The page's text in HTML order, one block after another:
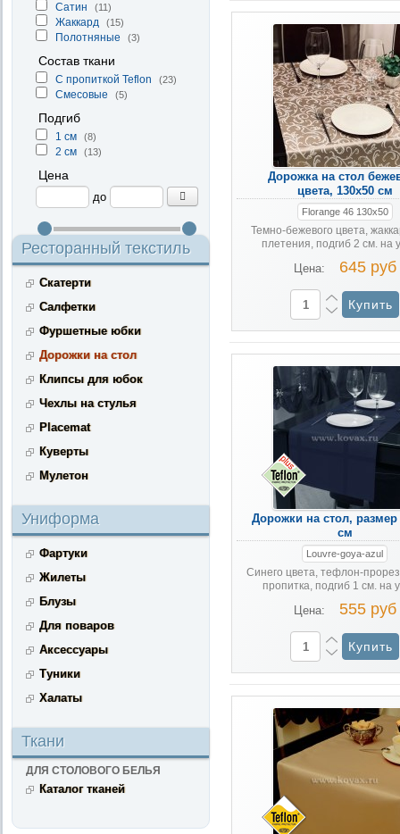
Cатин (11)
Жаккард (15)
Полотняные (3)
Состав ткани
С пропиткой Teflon (23)
Смесовые (5)
Подгиб
1 см (8)
2 см (13)
Цена
до
Ресторанный текстиль
Скатерти
Салфетки
Фуршетные юбки
Дорожки на стол
Клипсы для юбок
Чехлы на стулья
Placemat
Куверты
Мулетон
Униформа
Фартуки
Жилеты
Блузы
Для поваров
Аксессуары
Туники
Халаты
Ткани
ДЛЯ СТОЛОВОГО БЕЛЬЯ
Каталог тканей
Дорожка на стол
цвета, 130x50 см
Florange 46 130x50
Темно-бежевого цвета,
плетения, подгиб 2 см. на
Цена: 645 руб
Дорожки на стол, размер
см
Louvre-goya-azul
Синего цвета, тефлон-
пропитка, подгиб 1 см. на
Цена: 555 руб